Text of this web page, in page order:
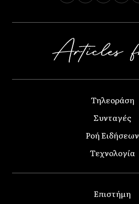
Τηλεοράση
Συνταγές
Ροή Ειδήσεων
Τεχνολογία
Επιστήμη